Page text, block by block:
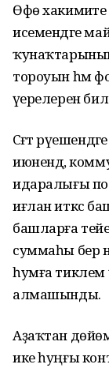
Өфө
исемендәге
тороуын һәм
әүерелерен
Сәғәт
июнендә,
идаралығы
иғлан иткәс
башларға
суммаһы бер
һумға тиклем
алмашынды.
Аҙаҡтан
ике һуңғы